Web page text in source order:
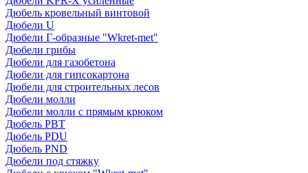
Дюбель кровельный винтовой
Дюбели U
Дюбели Г-образные "Wkret-met"
Дюбели грибы
Дюбели для газобетона
Дюбели для гипсокартона
Дюбели для строительных лесов
Дюбели молли
Дюбели молли с прямым крюком
Дюбель PBT
Дюбель PDU
Дюбель PND
Дюбели под стяжку